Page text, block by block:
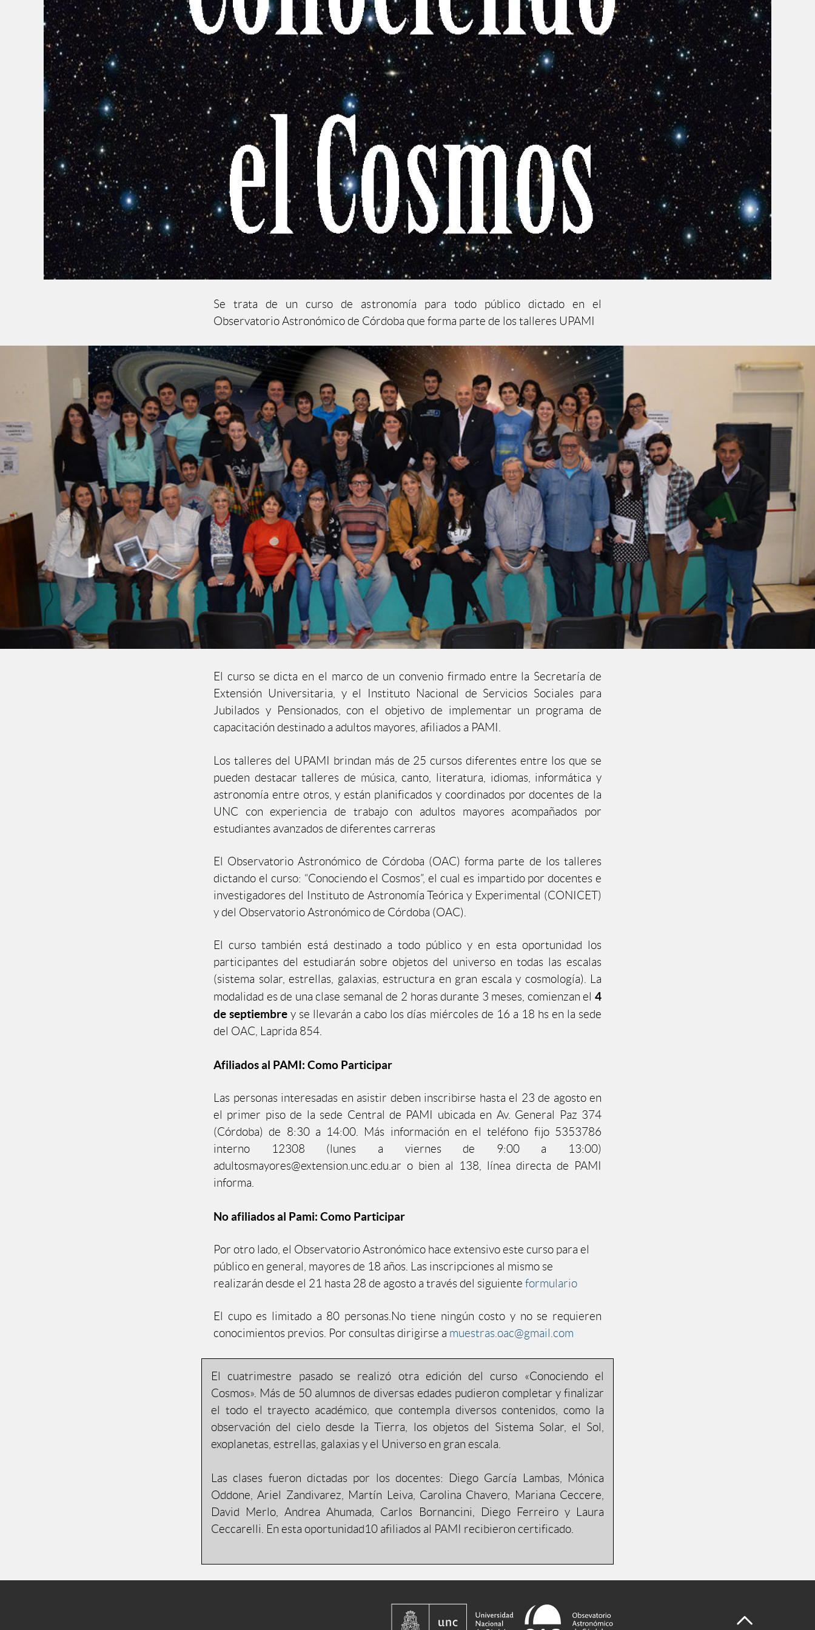
Se trata de un curso de astronomía para todo público dictado en el
Observatorio Astronómico de Córdoba que forma parte de los talleres UPAMI
El curso se dicta en el marco de un convenio firmado entre la Secretaría de
Extensión Universitaria, y el Instituto Nacional de Servicios Sociales para
Jubilados y Pensionados, con el objetivo de implementar un programa de
capacitación destinado a adultos mayores, afiliados a PAMI.
Los talleres del UPAMI brindan más de 25 cursos diferentes entre los que se
pueden destacar talleres de música, canto, literatura, idiomas, informática y
astronomía entre otros, y están planificados y coordinados por docentes de la
UNC con experiencia de trabajo con adultos mayores acompañados por
estudiantes avanzados de diferentes carreras
El Observatorio Astronómico de Córdoba (OAC) forma parte de los talleres
dictando el curso: “Conociendo el Cosmos”, el cual es impartido por docentes e
investigadores del Instituto de Astronomía Teórica y Experimental (CONICET)
y del Observatorio Astronómico de Córdoba (OAC).
El curso también está destinado a todo público y en esta oportunidad los
participantes del estudiarán sobre objetos del universo en todas las escalas
(sistema solar, estrellas, galaxias, estructura en gran escala y cosmología). La
modalidad es de una clase semanal de 2 horas durante 3 meses, comienzan el 4
de septiembre y se llevarán a cabo los días miércoles de 16 a 18 hs en la sede
del OAC, Laprida 854.
Afiliados al PAMI: Como Participar
Las personas interesadas en asistir deben inscribirse hasta el 23 de agosto en
el primer piso de la sede Central de PAMI ubicada en Av. General Paz 374
(Córdoba) de 8:30 a 14:00. Más información en el teléfono fijo 5353786
interno 12308 (lunes a viernes de 9:00 a 13:00)
adultosmayores@extension.unc.edu.ar o bien al 138, línea directa de PAMI
informa.
No afiliados al Pami: Como Participar
Por otro lado, el Observatorio Astronómico hace extensivo este curso para el
público en general, mayores de 18 años. Las inscripciones al mismo se
realizarán desde el 21 hasta 28 de agosto a través del siguiente formulario
El cupo es limitado a 80 personas.No tiene ningún costo y no se requieren
conocimientos previos. Por consultas dirigirse a muestras.oac@gmail.com
El cuatrimestre pasado se realizó otra edición del curso «Conociendo el
Cosmos». Más de 50 alumnos de diversas edades pudieron completar y finalizar
el todo el trayecto académico, que contempla diversos contenidos, como la
observación del cielo desde la Tierra, los objetos del Sistema Solar, el Sol,
exoplanetas, estrellas, galaxias y el Universo en gran escala.
Las clases fueron dictadas por los docentes: Diego García Lambas, Mónica
Oddone, Ariel Zandivarez, Martín Leiva, Carolina Chavero, Mariana Ceccere,
David Merlo, Andrea Ahumada, Carlos Bornancini, Diego Ferreiro y Laura
Ceccarelli. En esta oportunidad10 afiliados al PAMI recibieron certificado.